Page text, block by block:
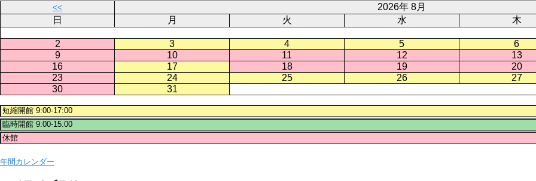
<<
2026年 8月
日
月 火 水 木
2 3 4 5
6
9
10 11 12
13
16
17 18 19
20
23
24 25 26
27
30
31
年間カレンダー